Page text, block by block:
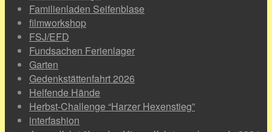
Familienladen Seifenblase
filmworkshop
FSJ/EFD
Fundsachen Ferienlager
Garten
Gedenkstättenfahrt 2026
Helfende Hände
Herbst-Challenge “Harzer Hexenstieg”
interfashion